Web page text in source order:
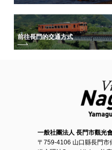
前往長門的交通方式
一般社團法人 長門市觀光
〒759-4106 山口縣長門市